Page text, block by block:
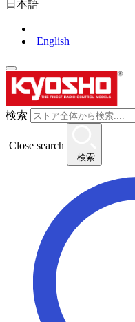
日本語
English
検索
Close search
検索